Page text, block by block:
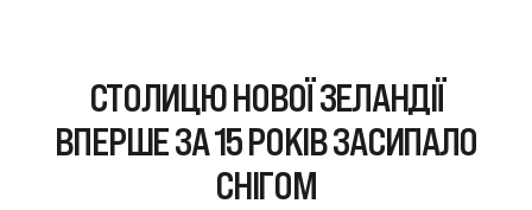
СТОЛИЦЮ НОВОЇ ЗЕЛАНДІЇ
ВПЕРШЕ ЗА 15 РОКІВ ЗАСИПАЛО
СНІГОМ